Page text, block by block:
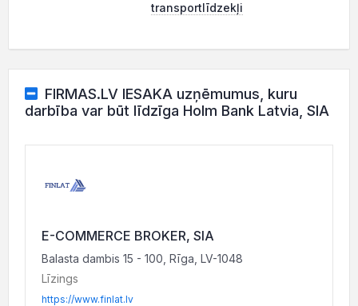
transportlīdzekļi
FIRMAS.LV IESAKA uzņēmumus, kuru
darbība var būt līdzīga Holm Bank Latvia, SIA
E-COMMERCE BROKER, SIA
Balasta dambis 15 - 100, Rīga, LV-1048
Līzings
https://www.finlat.lv